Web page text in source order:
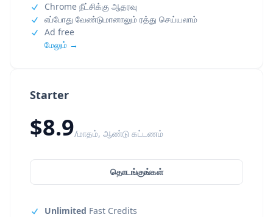
Starter
$8.9/மாதம், ஆண்டு கட்டணம்
தொடங்குங்கள்
Unlimited Fast Credits
Chrome நீட்சிக்கு ஆதரவு
எப்போது வேண்டுமானாலும் ரத்து செய்யலாம்
Ad free
மேலும் →